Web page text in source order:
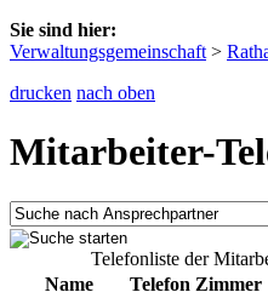
Sie sind hier:
Verwaltungsgemeinschaft >
drucken nach oben
Mitarbeiter-
Telefonliste der
Name
Telefon Zimmer